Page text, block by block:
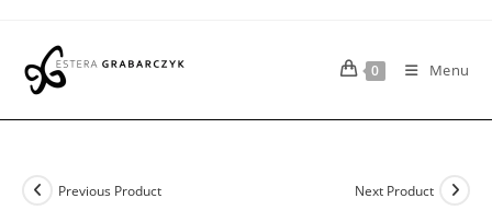
content
0 Menu
Previous Product Next Product